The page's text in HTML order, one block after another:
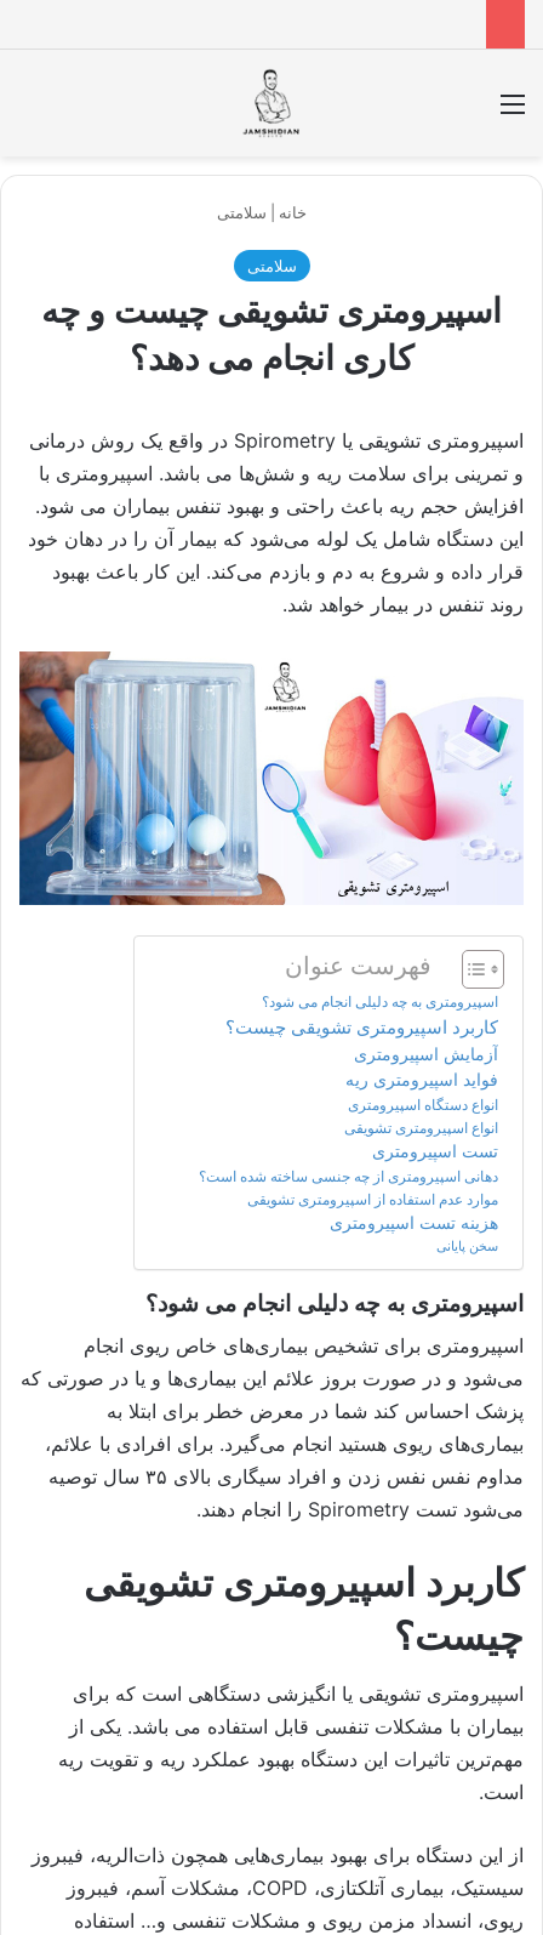
خانه سلامتی
سلامتی
اسپیرومتری تشویقی چیست و چه
کاری انجام می دهد؟
اسپیرومتری تشویقی یا Spirometry در واقع یک روش درمانی
و تمرینی برای سلامت ریه‌ و شش‌ها می باشد. اسپیرومتری با
افزایش حجم ریه باعث راحتی و بهبود تنفس بیماران می شود.
این دستگاه شامل یک لوله می‌شود که بیمار آن را در دهان خود
قرار داده و شروع به دم و بازدم می‌کند. این کار باعث بهبود
روند تنفس در بیمار خواهد شد.
فهرست عنوان
اسپیرومتری به چه دلیلی انجام می شود؟
کاربرد اسپیرومتری تشویقی چیست؟
آزمایش اسپیرومتری
فواید اسپیرومتری ریه
انواع دستگاه اسپیرومتری
انواع اسپیرومتری تشویقی
تست اسپیرومتری
دهانی اسپیرومتری از چه جنسی ساخته شده است؟
موارد عدم استفاده از اسپیرومتری تشویقی
هزینه تست اسپیرومتری
سخن پایانی
اسپیرومتری به چه دلیلی انجام می شود؟
اسپیرومتری برای تشخیص بیماری‌های خاص ریوی انجام
می‌شود و در صورت بروز علائم این بیماری‌ها و یا در صورتی که
پزشک احساس کند شما در معرض خطر برای ابتلا به
بیماری‌های ریوی هستید انجام می‌گیرد. برای افرادی با علائم،
مداوم نفس نفس زدن و افراد سیگاری بالای ۳۵ سال توصیه
می‌شود تست Spirometry را انجام دهند.
کاربرد اسپیرومتری تشویقی
چیست؟
اسپیرومتری تشویقی یا انگیزشی دستگاهی است که برای
بیماران با مشکلات تنفسی قابل استفاده می باشد. یکی از
مهم‌ترین تاثیرات این دستگاه بهبود عملکرد ریه و تقویت ریه
است.
از این دستگاه برای بهبود بیماری‌هایی همچون ذات‌الریه، فیبروز
سیستیک، بیماری آتلکتازی، COPD، مشکلات آسم، فیبروز
ریوی، انسداد مزمن ریوی و مشکلات تنفسی و… استفاده